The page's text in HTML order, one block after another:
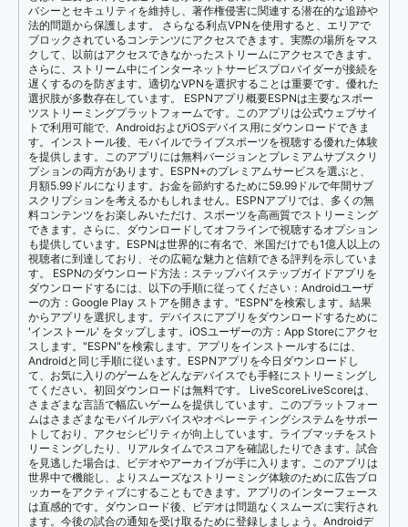
バシーとセキュリティを維持し、著作権侵害に関連する潜在的な追跡や
法的問題から保護します。 さらなる利点VPNを使用すると、エリアで
ブロックされているコンテンツにアクセスできます。実際の場所をマス
クして、以前はアクセスできなかったストリームにアクセスできます。
さらに、ストリーム中にインターネットサービスプロバイダーが接続を
遅くするのを防ぎます。適切なVPNを選択することは重要です。優れた
選択肢が多数存在しています。 ESPNアプリ概要ESPNは主要なスポー
ツストリーミングプラットフォームです。このアプリは公式ウェブサイ
トで利用可能で、AndroidおよびiOSデバイス用にダウンロードできま
す。インストール後、モバイルでライブスポーツを視聴する優れた体験
を提供します。このアプリには無料バージョンとプレミアムサブスクリ
プションの両方があります。ESPN+のプレミアムサービスを選ぶと、
月額5.99ドルになります。お金を節約するために59.99ドルで年間サブ
スクリプションを考えるかもしれません。ESPNアプリでは、多くの無
料コンテンツをお楽しみいただけ、スポーツを高画質でストリーミング
できます。さらに、ダウンロードしてオフラインで視聴するオプション
も提供しています。ESPNは世界的に有名で、米国だけでも1億人以上の
視聴者に到達しており、その広範な魅力と信頼できる評判を示していま
す。 ESPNのダウンロード方法：ステップバイステップガイドアプリを
ダウンロードするには、以下の手順に従ってください：Androidユーザ
ーの方：Google Play ストアを開きます。"ESPN"を検索します。結果
からアプリを選択します。デバイスにアプリをダウンロードするために
'インストール' をタップします。iOSユーザーの方：App Storeにアクセ
スします。"ESPN"を検索します。アプリをインストールするには、
Androidと同じ手順に従います。ESPNアプリを今日ダウンロードし
て、お気に入りのゲームをどんなデバイスでも手軽にストリーミングし
てください。初回ダウンロードは無料です。 LiveScoreLiveScoreは、
さまざまな言語で幅広いゲームを提供しています。このプラットフォー
ムはさまざまなモバイルデバイスやオペレーティングシステムをサポー
トしており、アクセシビリティが向上しています。ライブマッチをスト
リーミングしたり、リアルタイムでスコアを確認したりできます。試合
を見逃した場合は、ビデオやアーカイブが手に入ります。このアプリは
世界中で機能し、よりスムーズなストリーミング体験のために広告ブロ
ッカーをアクティブにすることもできます。アプリのインターフェース
は直感的です。ダウンロード後、ビデオは問題なくスムーズに実行され
ます。今後の試合の通知を受け取るために登録しましょう。Androidデ